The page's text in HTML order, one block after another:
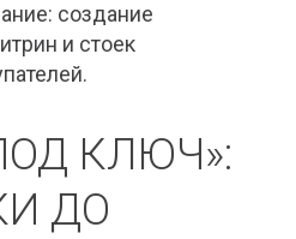
создание
и стоек
КЛЮЧ»:
ДО